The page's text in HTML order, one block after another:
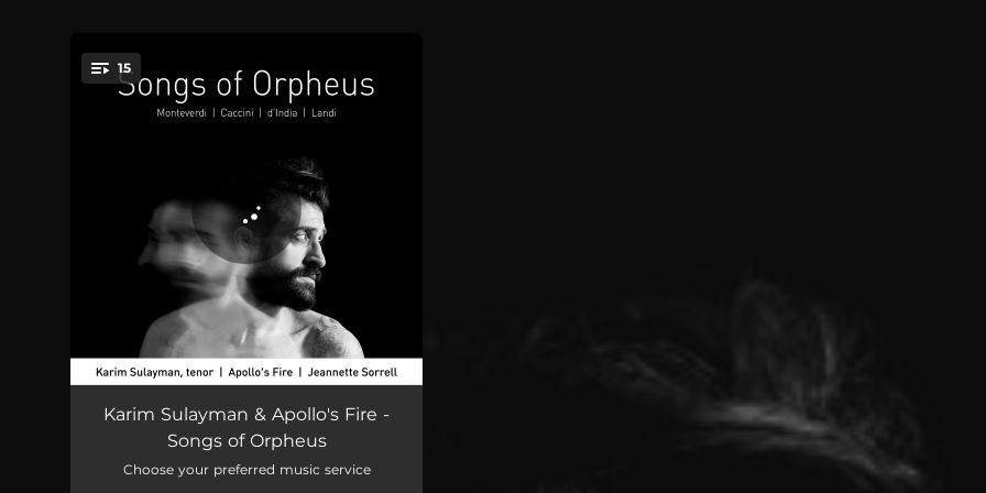
You're all set!
15
Quarto scherzo delle ariose vaghezze, 1624: Si dolce è ‘l tormento 03:36
L’Orfeo, SV 318: Vi ricorda o bosch’ ombrosi
Karim Sulayman & Apollo's Fire -
Songs of Orpheus
Choose your preferred music service